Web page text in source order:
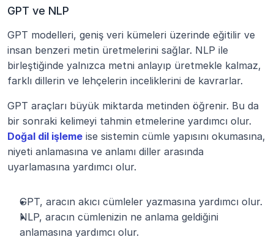
GPT ve NLP
GPT modelleri, geniş veri kümeleri üzerinde eğitilir ve
insan benzeri metin üretmelerini sağlar. NLP ile
birleştiğinde yalnızca metni anlayıp üretmekle kalmaz,
farklı dillerin ve lehçelerin inceliklerini de kavrarlar.
GPT araçları büyük miktarda metinden öğrenir. Bu da
Doğal dil işleme ise sistemin cümle yapısını okumasına,
niyeti anlamasına ve anlamı diller arasında
uyarlamasına yardımcı olur.
GPT, aracın akıcı cümleler yazmasına yardımcı olur.
NLP, aracın cümlenizin ne anlama geldiğini
anlamasına yardımcı olur.